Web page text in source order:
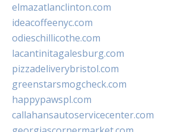
elmazatlanclinton.com
ideacoffeenyc.com
odieschillicothe.com
lacantinitagalesburg.com
pizzadeliverybristol.com
greenstarsmogcheck.com
happypawspl.com
callahansautoservicecenter.com